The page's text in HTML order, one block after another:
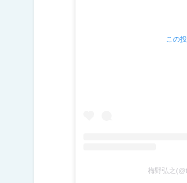
この
梅野弘之